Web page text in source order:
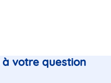
votre question